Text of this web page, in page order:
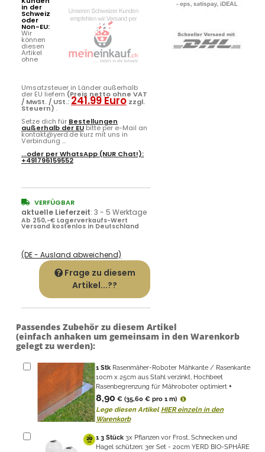
Wir
können
diesen
Artikel
ohne
Umsatzsteuer in Länder außerhalb
(Preis netto ohne VAT
Setze dich fürBestellungen
außerhalb der EUbitte per e-Mail an
kontakt@yerd.de kurz mit uns in
Verbindung ...
...oder perWhatsApp(NUR Chat!):
+491796159552
Versand kostenlos in Deutschland
(DE - Ausland abweichend)
Artikel...??
Passendes Zubehör zu diesem Artikel
(einfach anhaken um gemeinsam in den Warenkorb
1StkRasenmäher-Roboter Mähkante / Rasenkante
8,90 € (35,60 € pro 1 m)
Lege diesen ArtikelHIER einzeln in den
Warenkorb
13 Stück3x Pflanzen vor Frost, Schnecken und
Hagel schützen: 3er Set - 20cm YERD BIO-SPHÄRE
Anzucht-Glocke mit Bewässerungs- und Klima-
Ventil + Bodenanker, Schutz für Sämlinge,